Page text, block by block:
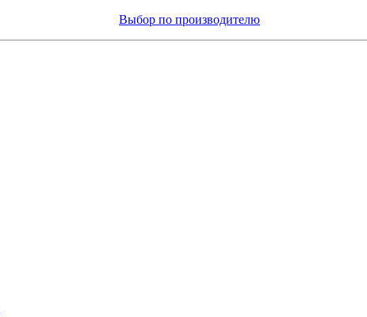
Выбор по производителю